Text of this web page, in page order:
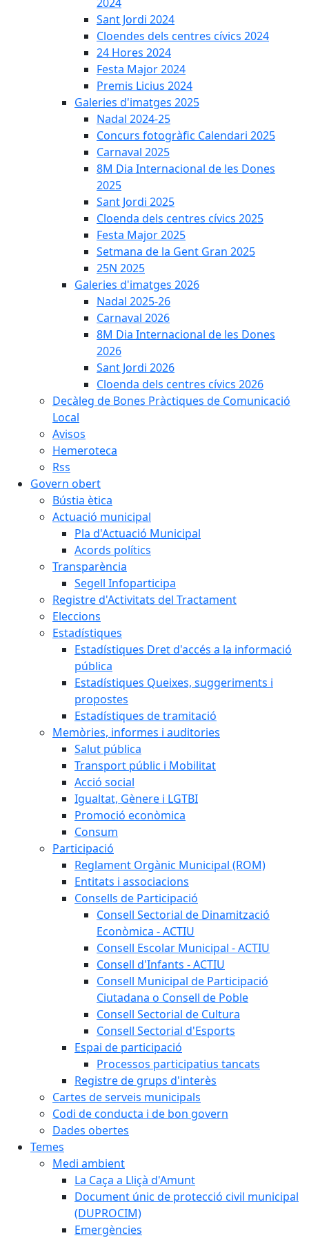
Sant Jordi 2024
Cloendes dels centres cívics 2024
24 Hores 2024
Festa Major 2024
Premis Licius 2024
Galeries d'imatges 2025
Nadal 2024-25
Concurs fotogràfic Calendari 2025
Carnaval 2025
8M Dia Internacional de les Dones
2025
Sant Jordi 2025
Cloenda dels centres cívics 2025
Festa Major 2025
Setmana de la Gent Gran 2025
25N 2025
Galeries d'imatges 2026
Nadal 2025-26
Carnaval 2026
8M Dia Internacional de les Dones
2026
Sant Jordi 2026
Cloenda dels centres cívics 2026
Decàleg de Bones Pràctiques de Comunicació
Local
Avisos
Hemeroteca
Rss
Govern obert
Bústia ètica
Actuació municipal
Pla d'Actuació Municipal
Acords polítics
Transparència
Segell Infoparticipa
Registre d'Activitats del Tractament
Eleccions
Estadístiques
Estadístiques Dret d'accés a la informació
pública
Estadístiques Queixes, suggeriments i
propostes
Estadístiques de tramitació
Memòries, informes i auditories
Salut pública
Transport públic i Mobilitat
Acció social
Igualtat, Gènere i LGTBI
Promoció econòmica
Consum
Participació
Reglament Orgànic Municipal (ROM)
Entitats i associacions
Consells de Participació
Consell Sectorial de Dinamització
Econòmica - ACTIU
Consell Escolar Municipal - ACTIU
Consell d'Infants - ACTIU
Consell Municipal de Participació
Ciutadana o Consell de Poble
Consell Sectorial de Cultura
Consell Sectorial d'Esports
Espai de participació
Processos participatius tancats
Registre de grups d'interès
Cartes de serveis municipals
Codi de conducta i de bon govern
Dades obertes
Temes
Medi ambient
La Caça a Lliçà d'Amunt
Document únic de protecció civil municipal
(DUPROCIM)
Emergències